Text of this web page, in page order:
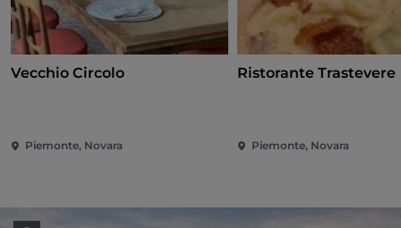
Vecchio Circolo
Piemonte, Novara
Ristorante Trastevere
Piemonte, Novara